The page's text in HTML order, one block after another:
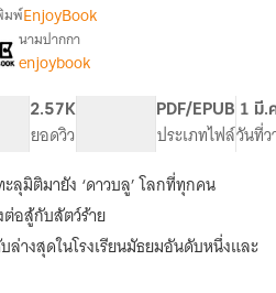
เรื่อง
ระบบ
ฝึกสอน
ลูก
ศิษย์
:
ปลุก
พรสวรรค์
ระดับ
F
เป็น
มพ์EnjoyBook
นามปากกา
enjoybook
2.57K
ยอดวิว
PDF/EPUB
ประเภทไฟล์
1 มี.
วันที่ว
ลุมิติมายัง ‘ดาวบลู’ โลกที่ทุกคน
อสู้กับสัตว์ร้าย
ล่างสุดในโรงเรียนมัธยมอันดับหนึ่งและ